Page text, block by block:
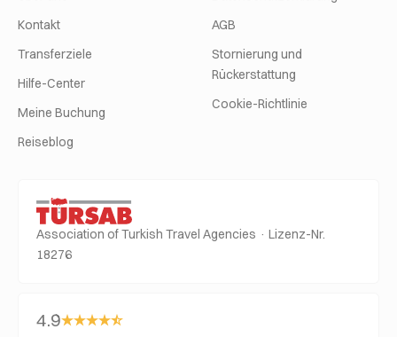
Kontakt
Transferziele
Hilfe-Center
Meine Buchung
Reiseblog
AGB
Stornierung und
Rückerstattung
Cookie-Richtlinie
Association of Turkish Travel Agencies · Lizenz-Nr.
18276
4.9